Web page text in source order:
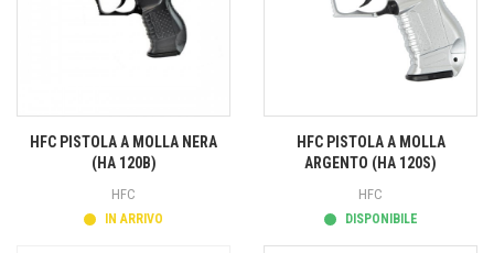
HFC PISTOLA A MOLLA NERA
(HA 120B)
HFC
IN ARRIVO
HFC PISTOLA A MOLLA
ARGENTO (HA 120S)
HFC
DISPONIBILE